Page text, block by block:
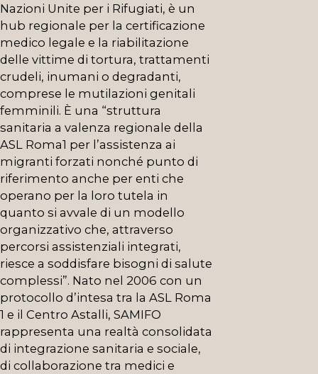
Nazioni Unite per i Rifugiati, è un
hub regionale per la certificazione
medico legale e la riabilitazione
delle vittime di tortura, trattamenti
crudeli, inumani o degradanti,
comprese le mutilazioni genitali
femminili. È una “struttura
sanitaria a valenza regionale della
ASL Roma1 per l’assistenza ai
migranti forzati nonché punto di
riferimento anche per enti che
operano per la loro tutela in
quanto si avvale di un modello
organizzativo che, attraverso
percorsi assistenziali integrati,
riesce a soddisfare bisogni di salute
complessi”. Nato nel 2006 con un
protocollo d’intesa tra la ASL Roma
1 e il Centro Astalli, SAMIFO
rappresenta una realtà consolidata
di integrazione sanitaria e sociale,
di collaborazione tra medici e